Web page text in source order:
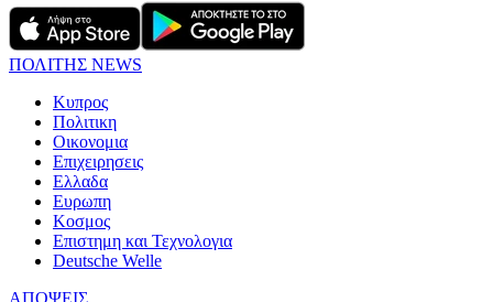
ΠΟΛΙΤΗΣ NEWS
Κυπρος
Πολιτικη
Οικονομια
Επιχειρησεις
Ελλαδα
Ευρωπη
Κοσμος
Επιστημη και Τεχνολογια
Deutsche Welle
ΑΠΟΨΕΙΣ